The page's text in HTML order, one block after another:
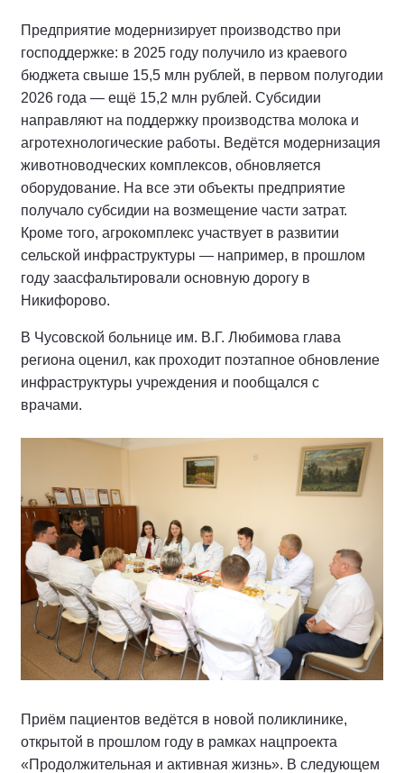
Предприятие модернизирует производство при
господдержке: в 2025 году получило из краевого
бюджета свыше 15,5 млн рублей, в первом полугодии
2026 года — ещё 15,2 млн рублей. Субсидии
направляют на поддержку производства молока и
агротехнологические работы. Ведётся модернизация
животноводческих комплексов, обновляется
оборудование. На все эти объекты предприятие
получало субсидии на возмещение части затрат.
Кроме того, агрокомплекс участвует в развитии
сельской инфраструктуры — например, в прошлом
году заасфальтировали основную дорогу в
Никифорово.
В Чусовской больнице им. В.Г. Любимова глава
региона оценил, как проходит поэтапное обновление
инфраструктуры учреждения и пообщался с
врачами.
Приём пациентов ведётся в новой поликлинике,
открытой в прошлом году в рамках нацпроекта
«Продолжительная и активная жизнь». В следующем